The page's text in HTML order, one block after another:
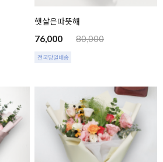
햇살은따뜻해
76,000 80,000
전국당일배송